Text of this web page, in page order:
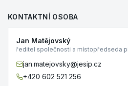
KONTAKTNÍ OSOBA
Jan Matějovský
ředitel společnosti a místopředseda
jan.matejovsky@jesip.cz
+420 602 521 256